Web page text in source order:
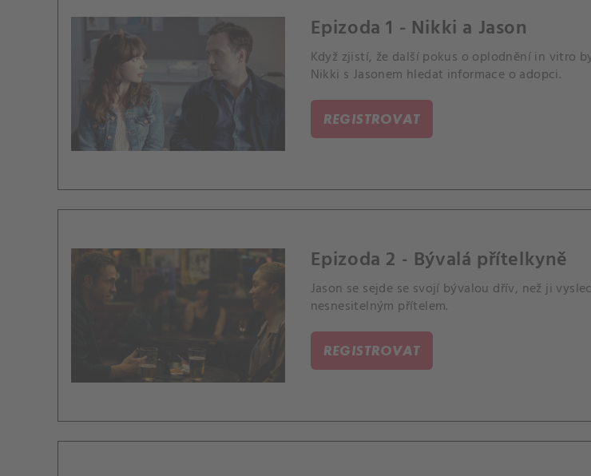
Epizoda 1 - Nikki a Jason
Když zjistí, že další pokus o oplodnění in vitro
Nikki s Jasonem hledat informace o adopci.
REGISTROVAT
Epizoda 2 - Bývalá přítelkyně
Jason se sejde se svojí bývalou dřív, než ji
nesnesitelným přítelem.
REGISTROVAT